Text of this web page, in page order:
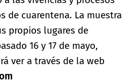
de cuarentena. La muestra
propios lugares de
16 y 17 de mayo,
ver a través de la web